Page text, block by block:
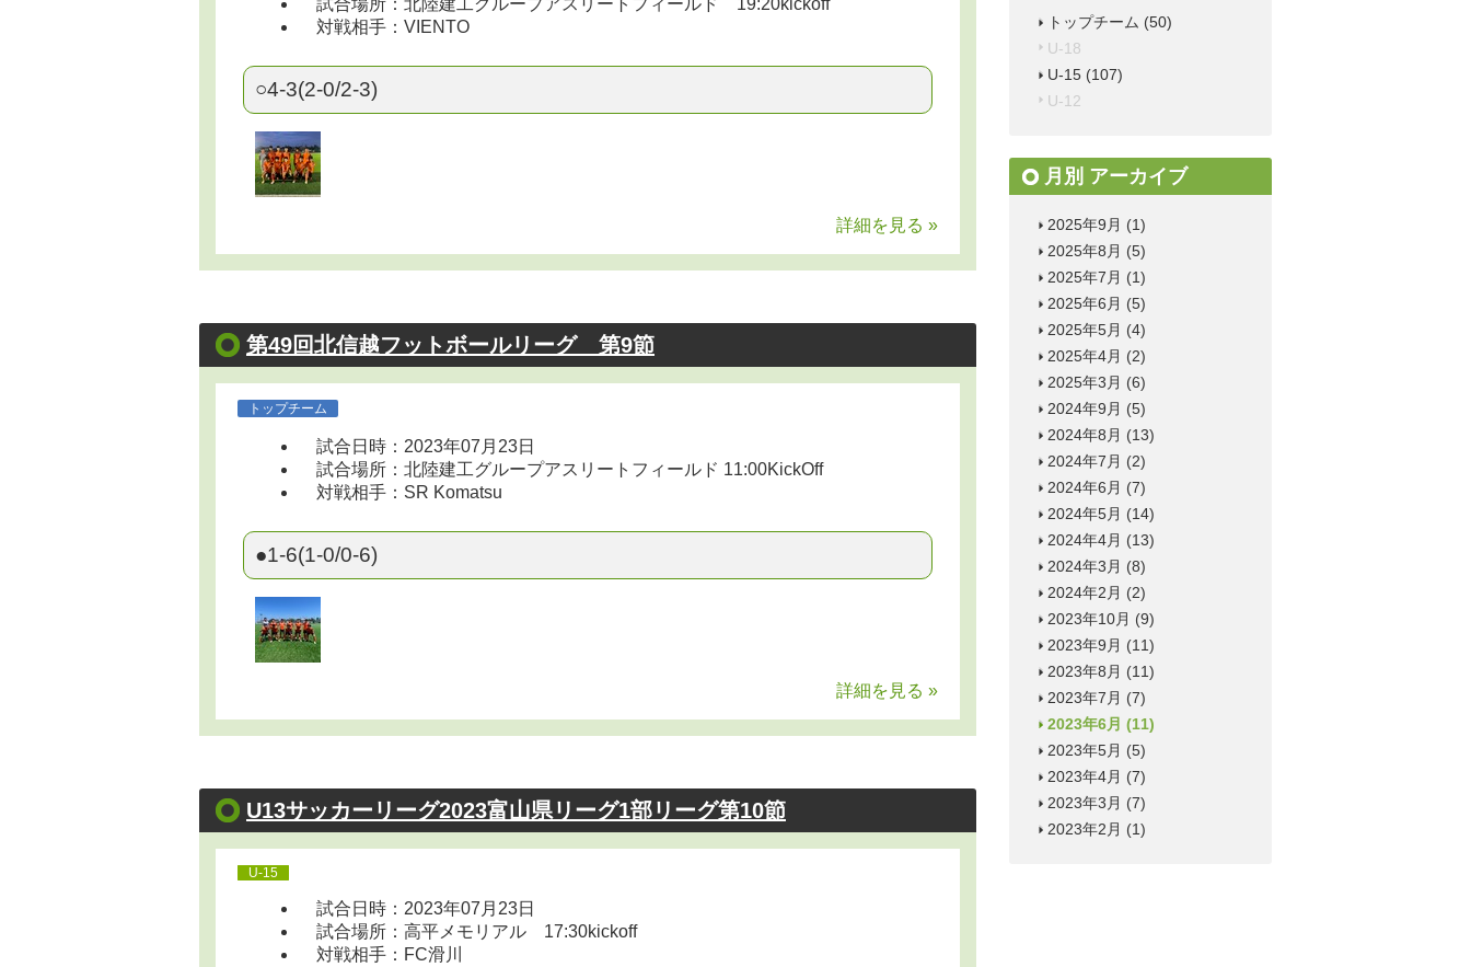
試合場所：北陸建工グループアスリートフィールド 19:20kickoff
対戦相手：VIENTO
○4-3(2-0/2-3)
詳細を見る »
第49回北信越フットボールリーグ 第9節
トップチーム
試合日時：2023年07月23日
試合場所：北陸建工グループアスリートフィールド 11:00KickOff
対戦相手：SR Komatsu
●1-6(1-0/0-6)
詳細を見る »
U13サッカーリーグ2023富山県リーグ1部リーグ第10節
U-15
試合日時：2023年07月23日
試合場所：高平メモリアル 17:30kickoff
対戦相手：FC滑川
トップチーム (50)
U-18
U-15 (107)
U-12
月別 アーカイブ
2025年9月 (1)
2025年8月 (5)
2025年7月 (1)
2025年6月 (5)
2025年5月 (4)
2025年4月 (2)
2025年3月 (6)
2024年9月 (5)
2024年8月 (13)
2024年7月 (2)
2024年6月 (7)
2024年5月 (14)
2024年4月 (13)
2024年3月 (8)
2024年2月 (2)
2023年10月 (9)
2023年9月 (11)
2023年8月 (11)
2023年7月 (7)
2023年6月 (11)
2023年5月 (5)
2023年4月 (7)
2023年3月 (7)
2023年2月 (1)